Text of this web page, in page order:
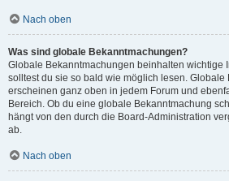
Nach oben
Was sind globale Bekanntmachungen?
Globale Bekanntmachungen beinhalten wichtige
solltest du sie so bald wie möglich lesen. Globale
erscheinen ganz oben in jedem Forum und
Bereich. Ob du eine globale Bekanntmachung
hängt von den durch die Board-Administration
ab.
Nach oben